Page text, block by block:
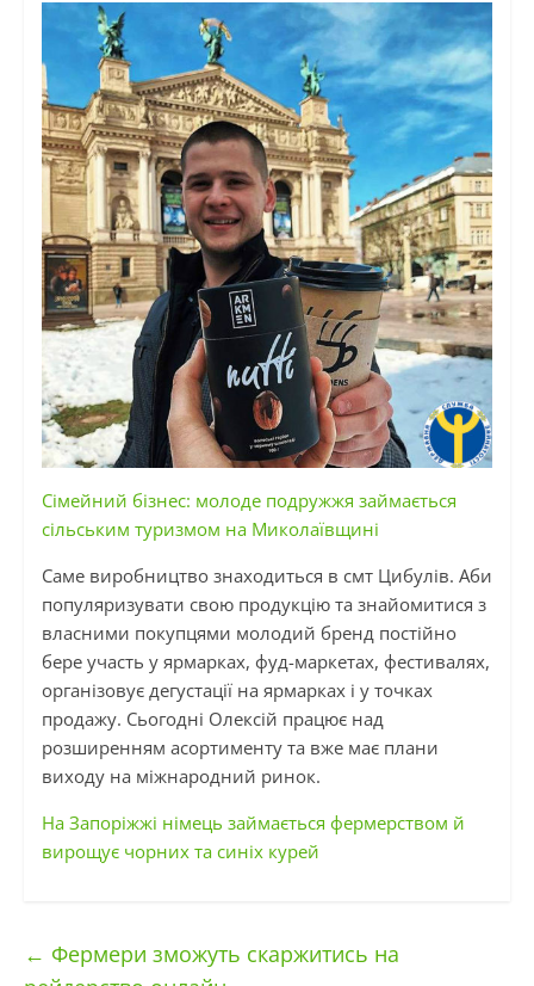
Сімейний бізнес: молоде подружжя займається
сільським туризмом на Миколаївщині
Саме виробництво знаходиться в смт Цибулів. Аби
популяризувати свою продукцію та знайомитися з
власними покупцями молодий бренд постійно
бере участь у ярмарках, фуд-маркетах, фестивалях,
організовує дегустації на ярмарках і у точках
продажу. Сьогодні Олексій працює над
розширенням асортименту та вже має плани
виходу на міжнародний ринок.
На Запоріжжі німець займається фермерством й
вирощує чорних та синіх курей
← Фермери зможуть скаржитись на